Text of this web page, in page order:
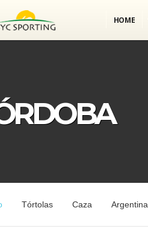
HOME
Tórtolas Caza Argentina